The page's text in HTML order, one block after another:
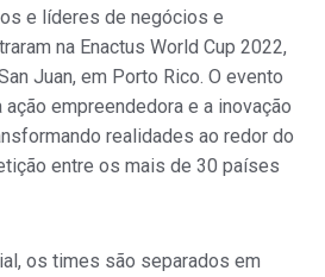
e líderes de negócios e
na Enactus World Cup 2022,
Juan, em Porto Rico. O evento
empreendedora e a inovação
realidades ao redor do
entre os mais de 30 países
os times são separados em